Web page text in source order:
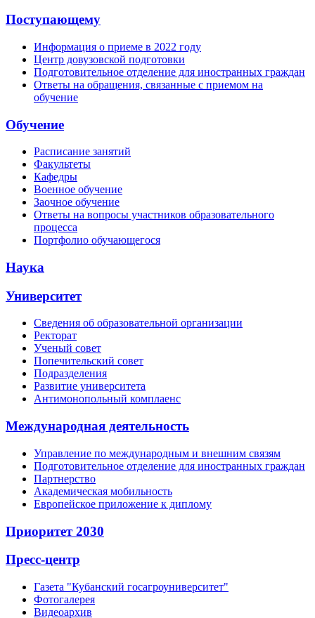
Поступающему
Информация о приеме в 2022 году
Центр довузовской подготовки
Подготовительное отделение для иностранных граждан
Ответы на обращения, связанные с приемом на
обучение
Обучение
Расписание занятий
Факультеты
Кафедры
Военное обучение
Заочное обучение
Ответы на вопросы участников образовательного
процесса
Портфолио обучающегося
Наука
Университет
Сведения об образовательной организации
Ректорат
Ученый совет
Попечительский совет
Подразделения
Развитие университета
Антимонопольный комплаенс
Международная деятельность
Управление по международным и внешним связям
Подготовительное отделение для иностранных граждан
Партнерство
Академическая мобильность
Европейское приложение к диплому
Приоритет 2030
Пресс-центр
Газета "Кубанский госагроуниверситет"
Фотогалерея
Видеоархив